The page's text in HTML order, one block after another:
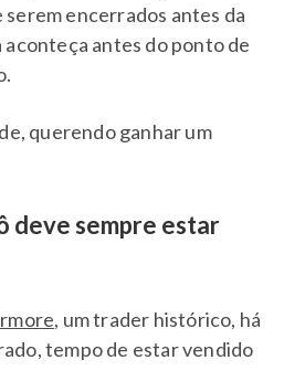
encerrados antes da
aconteça antes do ponto de
querendo ganhar um
deve sempre estar
, um trader histórico, há
tempo de estar vendido